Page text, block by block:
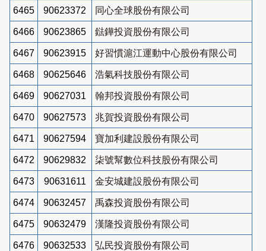
6465 90623372 同心全球股份有限公司
6466 90623865 鍅鏵投資股份有限公司
6467 90623915 好習慣滬江運動中心股份有限公司
6468 90625646 浩氣科技股份有限公司
6469 90627031 翰邦投資股份有限公司
6470 90627573 兆賀投資股份有限公司
6471 90627594 寶加利建設股份有限公司
6472 90629832 柒號幫數位科技股份有限公司
6473 90631611 金安城建設股份有限公司
6474 90632457 禹森投資股份有限公司
6475 90632479 漢隆投資股份有限公司
6476 90632533 弘民投資股份有限公司